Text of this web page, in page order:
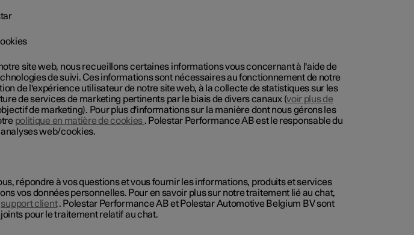
site web, nous recueillons certaines informations vous concernant à l'aide de
de suivi. Ces informations sont nécessaires au fonctionnement de notre
de l'expérience utilisateur de notre site web, à la collecte de statistiques sur les
de services de marketing pertinents par le biais de divers canaux (voir plus de
de marketing). Pour plus d'informations sur la manière dont nous gérons les
politique en matière de cookies . Polestar Performance AB est le responsable du
web/cookies.
répondre à vos questions et vous fournir les informations, produits et services
vos données personnelles. Pour en savoir plus sur notre traitement lié au chat,
support client. Polestar Performance AB et Polestar Automotive Belgium BV sont
pour le traitement relatif au chat.